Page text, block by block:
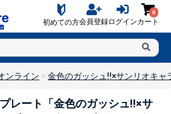
初めての方会員登録ログイン
0
カート
ンライン 金色のガッシュ!!×サンリオキャ
レート「金色のガッシュ!!×サ